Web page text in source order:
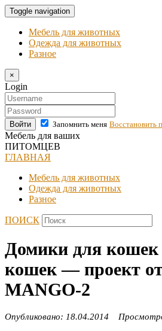
Toggle navigation
Мебель для животных
Одежда для животных
Разное
×
Login
Войти Запомнить меня Восстановить
Мебель для ваших
ПИТОМЦЕВ
ГЛАВНАЯ
Мебель для животных
Одежда для животных
Разное
ПОИСК
Домики для
кошек — проект
MANGO-2
Опубликовано: 18.04.2014